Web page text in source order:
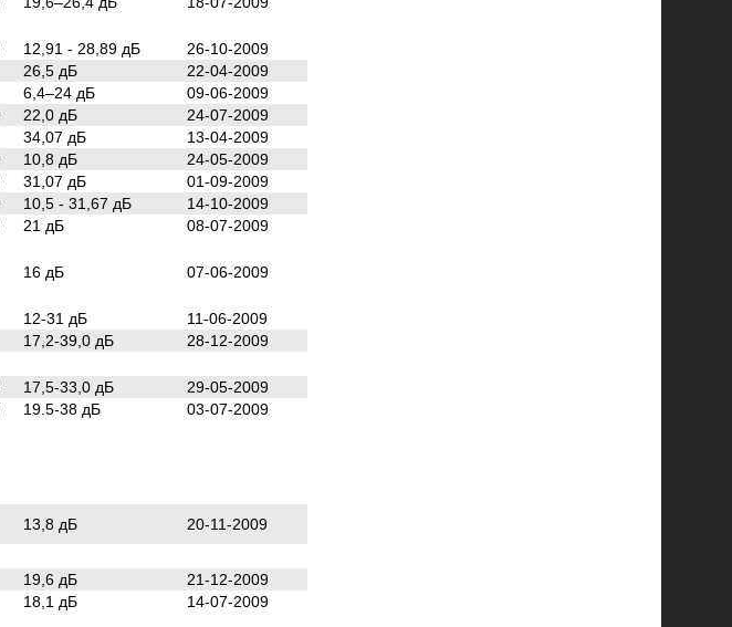
12,91 - 28,89 дБ
26-10-2009
26,5 дБ
22-04-2009
6,4–24 дБ
09-06-2009
22,0 дБ
24-07-2009
34,07 дБ
13-04-2009
10,8 дБ
24-05-2009
31,07 дБ
01-09-2009
10,5 - 31,67 дБ
14-10-2009
21 дБ 08-07-2009
16 дБ 07-06-2009
12-31 дБ
11-06-2009
17,2-39,0 дБ 28-12-2009
17,5-33,0 дБ
29-05-2009
19.5-38 дБ 03-07-2009
13,8 дБ 20-11-2009
19,6 дБ
21-12-2009
18,1 дБ 14-07-2009